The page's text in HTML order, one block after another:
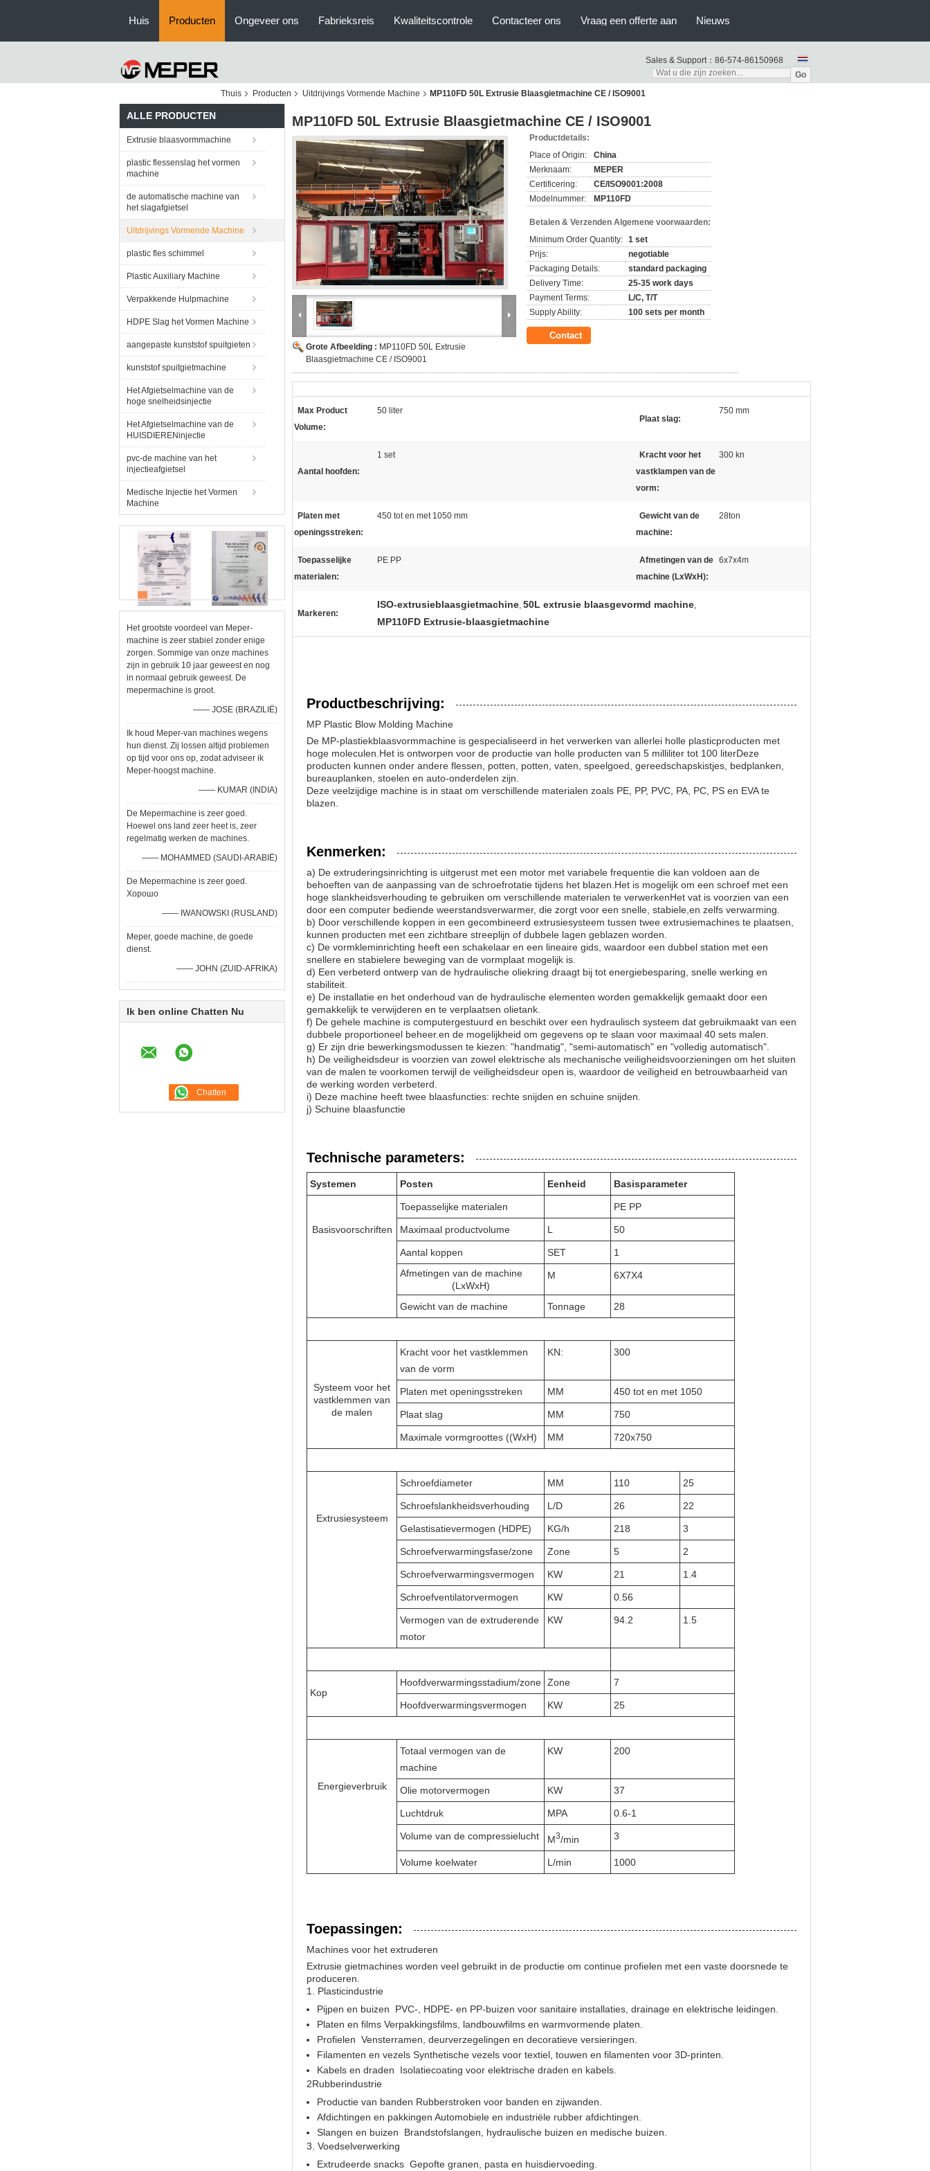
Huis Producten Ongeveer ons Fabrieksreis Kwaliteitscontrole Contacteer ons Vraag een offerte aan Nieuws
Sales & Support： 86-574-86150968
Go
Thuis
Producten Uitdrijvings Vormende Machine MP110FD 50L Extrusie Blaasgietmachine CE / ISO9001
ALLE PRODUCTEN
Extrusie blaasvormmachine
plastic flessenslag het vormen
machine
de automatische machine van
het slagafgietsel
Uitdrijvings Vormende Machine
plastic fles schimmel
Plastic Auxiliary Machine
Verpakkende Hulpmachine
HDPE Slag het Vormen Machine
aangepaste kunststof spuitgieten
kunststof spuitgietmachine
Het Afgietselmachine van de
hoge snelheidsinjectie
Het Afgietselmachine van de
HUISDIERENinjectie
pvc-de machine van het
injectieafgietsel
Medische Injectie het Vormen
Machine
Het grootste voordeel van Meper-
machine is zeer stabiel zonder enige
zorgen. Sommige van onze machines
zijn in gebruik 10 jaar geweest en nog
in normaal gebruik geweest. De
mepermachine is groot.
—— JOSE (BRAZILIË)
Ik houd Meper-van machines wegens
hun dienst. Zij lossen altijd problemen
op tijd voor ons op, zodat adviseer ik
Meper-hoogst machine.
—— KUMAR (INDIA)
De Mepermachine is zeer goed.
Hoewel ons land zeer heet is, zeer
regelmatig werken de machines.
—— MOHAMMED (SAUDI-ARABIË)
De Mepermachine is zeer goed.
Хорошо
—— IWANOWSKI (RUSLAND)
Meper, goede machine, de goede
dienst.
—— JOHN (ZUID-AFRIKA)
Ik ben online Chatten Nu
MP110FD 50L Extrusie Blaasgietmachine CE / ISO9001
Grote Afbeelding : MP110FD 50L Extrusie
Blaasgietmachine CE / ISO9001
Productdetails:
Place of Origin:
China
Merknaam:
MEPER
Certificering:
CE/ISO9001:2008
Modelnummer:
MP110FD
Betalen & Verzenden Algemene voorwaarden:
Minimum Order Quantity: 1 set
Prijs:
negotiable
Packaging Details:
standard packaging
Delivery Time:
25-35 work days
Payment Terms:
L/C, T/T
Supply Ability:
100 sets per month
Contact
Max Product
Volume:
50 liter
Plaat slag:
750 mm
Aantal hoofden:
1 set
Kracht voor het
vastklampen van de
vorm:
300 kn
Platen met
openingsstreken:
450 tot en met 1050 mm
Gewicht van de
machine:
28ton
Toepasselijke
materialen:
PE PP
Afmetingen van de
machine (LxWxH):
6x7x4m
Markeren:
ISO-extrusieblaasgietmachine, 50L extrusie blaasgevormd machine,
MP110FD Extrusie-blaasgietmachine
Productbeschrijving:
MP Plastic Blow Molding Machine
De MP-plastiekblaasvormmachine is gespecialiseerd in het verwerken van allerlei holle plasticproducten met
hoge moleculen.Het is ontworpen voor de productie van holle producten van 5 milliliter tot 100 literDeze
producten kunnen onder andere flessen, potten, potten, vaten, speelgoed, gereedschapskistjes, bedplanken,
bureauplanken, stoelen en auto-onderdelen zijn.
Deze veelzijdige machine is in staat om verschillende materialen zoals PE, PP, PVC, PA, PC, PS en EVA te
blazen.
Kenmerken:
a) De extruderingsinrichting is uitgerust met een motor met variabele frequentie die kan voldoen aan de
behoeften van de aanpassing van de schroefrotatie tijdens het blazen.Het is mogelijk om een schroef met een
hoge slankheidsverhouding te gebruiken om verschillende materialen te verwerkenHet vat is voorzien van een
door een computer bediende weerstandsverwarmer, die zorgt voor een snelle, stabiele,en zelfs verwarming.
b) Door verschillende koppen in een gecombineerd extrusiesysteem tussen twee extrusiemachines te plaatsen,
kunnen producten met een zichtbare streeplijn of dubbele lagen geblazen worden.
c) De vormkleminrichting heeft een schakelaar en een lineaire gids, waardoor een dubbel station met een
snellere en stabielere beweging van de vormplaat mogelijk is.
d) Een verbeterd ontwerp van de hydraulische oliekring draagt bij tot energiebesparing, snelle werking en
stabiliteit.
e) De installatie en het onderhoud van de hydraulische elementen worden gemakkelijk gemaakt door een
gemakkelijk te verwijderen en te verplaatsen olietank.
f) De gehele machine is computergestuurd en beschikt over een hydraulisch systeem dat gebruikmaakt van een
dubbele proportioneel beheer.en de mogelijkheid om gegevens op te slaan voor maximaal 40 sets malen.
g) Er zijn drie bewerkingsmodussen te kiezen: "handmatig", "semi-automatisch" en "volledig automatisch".
h) De veiligheidsdeur is voorzien van zowel elektrische als mechanische veiligheidsvoorzieningen om het sluiten
van de malen te voorkomen terwijl de veiligheidsdeur open is, waardoor de veiligheid en betrouwbaarheid van
de werking worden verbeterd.
i) Deze machine heeft twee blaasfuncties: rechte snijden en schuine snijden.
j) Schuine blaasfunctie
Technische parameters:
Systemen Posten Eenheid Basisparameter
Basisvoorschriften
Toepasselijke materialen PE PP
Maximaal productvolume L 50
Aantal koppen SET
1
Afmetingen van de machine
(LxWxH)
M 6X7X4
Gewicht van de machine Tonnage 28
Systeem voor het
vastklemmen van
de malen
Kracht voor het vastklemmen
van de vorm
KN: 300
Platen met openingsstreken MM 450 tot en met 1050
Plaat slag MM 750
Maximale vormgroottes ((WxH) MM 720x750
Extrusiesysteem
Schroefdiameter MM 110 25
Schroefslankheidsverhouding L/D 26 22
Gelastisatievermogen (HDPE) KG/h 218 3
Schroefverwarmingsfase/zone Zone 5 2
Schroefverwarmingsvermogen KW 21 1.4
Schroefventilatorvermogen KW 0.56
Vermogen van de extruderende
motor
KW 94.2 1.5
Kop
Hoofdverwarmingsstadium/zone Zone 7
Hoofdverwarmingsvermogen KW 25
Energieverbruik
Totaal vermogen van de
machine
KW 200
Olie motorvermogen KW 37
Luchtdruk MPA 0.6-1
Volume van de compressielucht M3/min 3
Volume koelwater L/min 1000
Toepassingen:
Machines voor het extruderen
Extrusie gietmachines worden veel gebruikt in de productie om continue profielen met een vaste doorsnede te
produceren.
1. Plasticindustrie
Pijpen en buizen ️ PVC-, HDPE- en PP-buizen voor sanitaire installaties, drainage en elektrische leidingen.
Platen en films Verpakkingsfilms, landbouwfilms en warmvormende platen.
Profielen ️ Vensterramen, deurverzegelingen en decoratieve versieringen.
Filamenten en vezels Synthetische vezels voor textiel, touwen en filamenten voor 3D-printen.
Kabels en draden ️ Isolatiecoating voor elektrische draden en kabels.
2Rubberindustrie
Productie van banden Rubberstroken voor banden en zijwanden.
Afdichtingen en pakkingen Automobiele en industriële rubber afdichtingen.
Slangen en buizen ️ Brandstofslangen, hydraulische buizen en medische buizen.
3. Voedselverwerking
Extrudeerde snacks ️ Gepofte granen, pasta en huisdiervoeding.